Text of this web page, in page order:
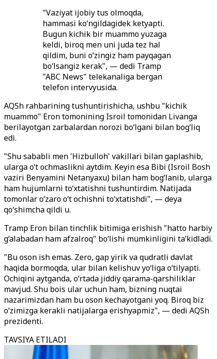
"Vaziyat ijobiy tus olmoqda,
hammasi ko‘ngildagidek ketyapti.
Bugun kichik bir muammo yuzaga
keldi, biroq men uni juda tez hal
qildim, buni o‘zingiz ham payqagan
bo‘lsangiz kerak", — dedi Tramp
"ABC News" telekanaliga bergan
telefon intervyusida.
AQSh rahbarining tushuntirishicha, ushbu "kichik
muammo" Eron tomonining Isroil tomonidan Livanga
berilayotgan zarbalardan norozi bo‘lgani bilan bog‘liq
edi.
"Shu sababli men 'Hizbulloh' vakillari bilan gaplashib,
ularga o‘t ochmaslikni aytdim. Keyin esa Bibi (Isroil Bosh
vaziri Benyamini Netanyaxu) bilan ham bog‘lanib, ularga
ham hujumlarni to‘xtatishni tushuntirdim. Natijada
tomonlar o‘zaro o‘t ochishni to‘xtatishdi", — deya
qo‘shimcha qildi u.
Tramp Eron bilan tinchlik bitimiga erishish "hatto harbiy
g‘alabadan ham afzalroq" bo‘lishi mumkinligini ta’kidladi.
"Bu oson ish emas. Zero, gap yirik va qudratli davlat
haqida bormoqda, ular bilan kelishuv yo‘liga o‘tilyapti.
Ochiqini aytganda, o‘rtada jiddiy qarama-qarshiliklar
mavjud. Shu bois ular uchun ham, bizning nuqtai
nazarimizdan ham bu oson kechayotgani yoq. Biroq biz
o‘zimizga kerakli natijalarga erishyapmiz", — dedi AQSh
prezidenti.
TAVSIYA ETILADI